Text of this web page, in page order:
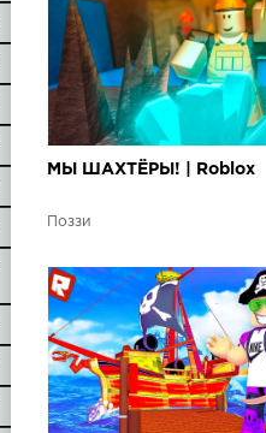
МЫ ШАХТЁРЫ! | Roblox
Поззи